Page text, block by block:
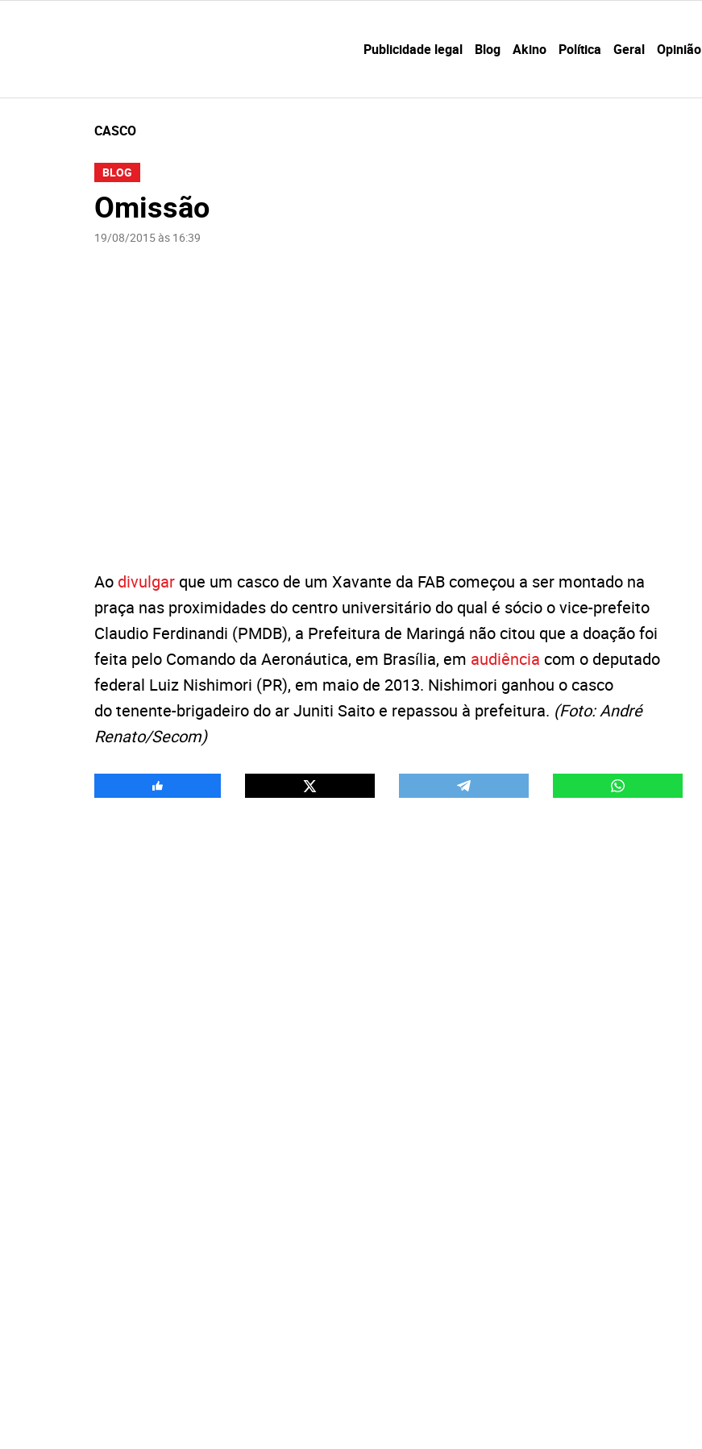
Publicidade legal Blog Akino Política Geral Opinião
CASCO
BLOG
Omissão
19/08/2015 às 16:39
Ao divulgar que um casco de um Xavante da FAB começou a ser montado na
praça nas proximidades do centro universitário do qual é sócio o vice-prefeito
Claudio Ferdinandi (PMDB), a Prefeitura de Maringá não citou que a doação foi
feita pelo Comando da Aeronáutica, em Brasília, em audiência com o deputado
federal Luiz Nishimori (PR), em maio de 2013. Nishimori ganhou o casco
do tenente-brigadeiro do ar Juniti Saito e repassou à prefeitura. (Foto: André
Renato/Secom)